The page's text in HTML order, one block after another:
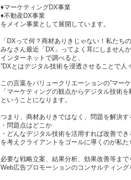
♦マーケティングDX事業
♦不動産DX事業
をメイン事業として展開しています。
「DXって何？商材ありきじゃない！私たちの
みなさん最近「DX」ってよく耳にしません
インターネットで調べると、
”DXとはデジタル技術を浸透させることで
この言葉をバリュークリエーションの”マー
「マーケティングの観点からデジタル技術
ということになります。
つまり、商材ありきではなく、問題を解決す
・問題点はどこか
・どんなデジタル技術を活用すれば改善でき
を考えクライアントをゴールに導くのが私た
必要な戦略立案、結果分析、効果改善等ま
Web広告プロモーションのコンサルティング